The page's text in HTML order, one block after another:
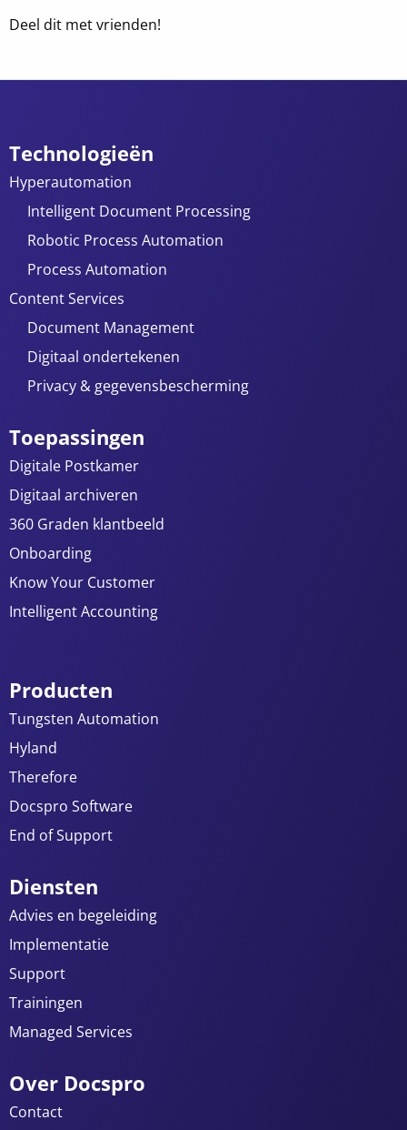
Deel dit met vrienden!
Technologieën
Hyperautomation
Intelligent Document Processing
Robotic Process Automation
Process Automation
Content Services
Document Management
Digitaal ondertekenen
Privacy & gegevensbescherming
Toepassingen
Digitale Postkamer
Digitaal archiveren
360 Graden klantbeeld
Onboarding
Know Your Customer
Intelligent Accounting
Producten
Tungsten Automation
Hyland
Therefore
Docspro Software
End of Support
Diensten
Advies en begeleiding
Implementatie
Support
Trainingen
Managed Services
Over Docspro
Contact